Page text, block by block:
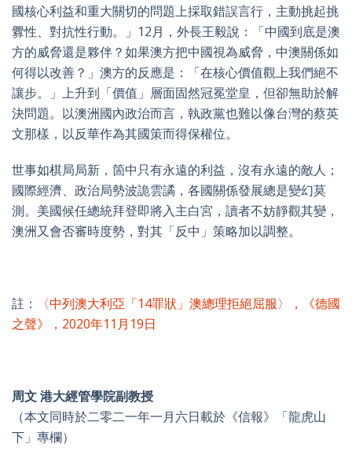
國核心利益和重大關切的問題上採取錯誤言行，主動挑起挑
釁性、對抗性行動。」 12月，外長王毅說：「中國到底是澳
方的威脅還是夥伴？如果澳方把中國視為威脅，中澳關係如
何得以改善？」澳方的反應是：「在核心價值觀上我們絕不
讓步。」上升到「價值」層面固然冠冕堂皇，但卻無助於解
決問題。以澳洲國內政治而言，執政黨也難以像台灣的蔡英
文那樣，以反華作為其國策而得保權位。
世事如棋局局新，箇中只有永遠的利益，沒有永遠的敵人；
國際經濟、政治局勢波詭雲譎，各國關係發展總是變幻莫
測。美國候任總統拜登即將入主白宮，讀者不妨靜觀其變，
澳洲又會否審時度勢，對其「反中」策略加以調整。
註： 〈中列澳大利亞「14罪狀」澳總理拒絕屈服〉，《德國
之聲》， 2020年11 月19日
周文 港大經管學院副教授
（本文同時於二零二一年一月六日載於《信報》「龍虎山
下」專欄）